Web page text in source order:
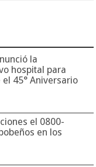
la
hospital para
el 45° Aniversario
el 0800-
en los